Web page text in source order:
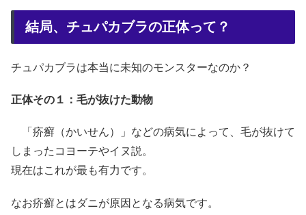
結局、チュパカブラの正体って？
チュパカブラは本当に未知のモンスターなのか？
正体その１：毛が抜けた動物
「疥癬（かいせん）」などの病気によって、毛が抜けて
しまったコヨーテやイヌ説。
現在はこれが最も有力です。
なお疥癬とはダニが原因となる病気です。